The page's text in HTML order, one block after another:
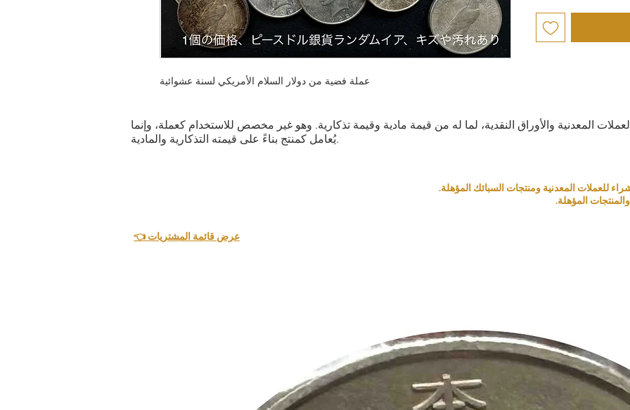
عملة فضية من دولار السلام الأمريكي لسنة عشوائية
المعدنية والأوراق النقدية، لما له من قيمة مادية وقيمة تذكارية. وهو غير مخصص للاستخدام كعملة، وإنما
يُعامل كمنتج بناءً على قيمته التذكارية والمادية.
المؤهلة.
👈 عرض قائمة المشتريات